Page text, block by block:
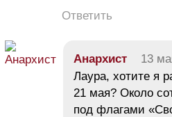
Ответить
Анархист 13
Лаура, хотите я
21 мая? Около
под флагами